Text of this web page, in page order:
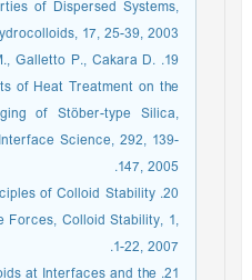
of Dispersed Systems,
17, 25-39, 2003.
M., Galletto P., Cakara D.
of Heat Treatment on the
of Stöber-type Silica,
Science, 292, 139-
147, 2005.
of Colloid Stability
Forces, Colloid Stability, 1,
1-22, 2007.
at Interfaces and the